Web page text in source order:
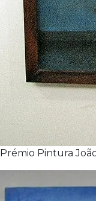
Prémio Pintura